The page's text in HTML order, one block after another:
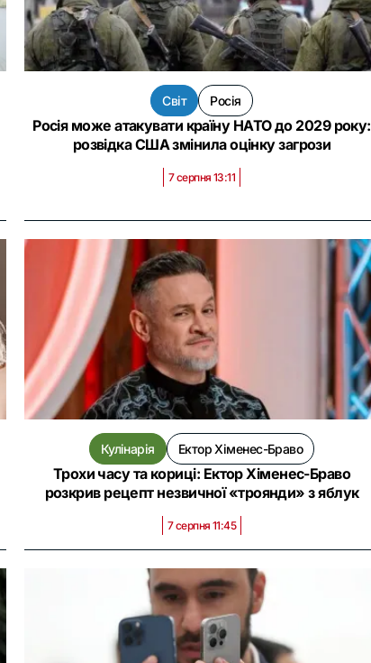
Світ Росія
Росія може атакувати країну НАТО до 2029 року:
розвідка США змінила оцінку загрози
7 серпня 13:11
Кулінарія Ектор Хіменес-Браво
Трохи часу та кориці: Ектор Хіменес-Браво
розкрив рецепт незвичної «троянди» з яблук
7 серпня 11:45